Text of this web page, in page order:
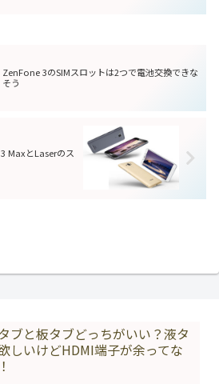
2017年1月13日（金）9:59まででWeb申
ZenFone 3のSIMスロットは2つで電池交換できな
そう
MaxとLaserのス
ブと板タブどっちがいい？液タ
しいけどHDMI端子が余ってな